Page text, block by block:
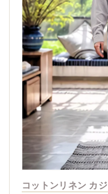
コットンリネン カ